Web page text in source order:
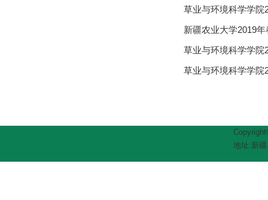
草业与环境科学学院
新疆农业大学2019
草业与环境科学学院
草业与环境科学学院
地址:新